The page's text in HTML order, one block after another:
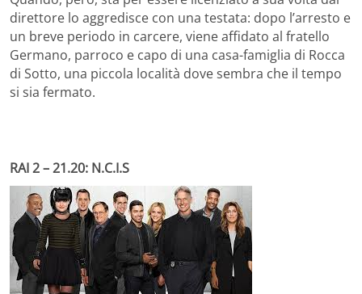
direttore lo aggredisce con una testata: dopo l’arresto e
un breve periodo in carcere, viene affidato al fratello
Germano, parroco e capo di una casa-famiglia di Rocca
di Sotto, una piccola località dove sembra che il tempo
si sia fermato.
RAI 2 – 21.20: N.C.I.S